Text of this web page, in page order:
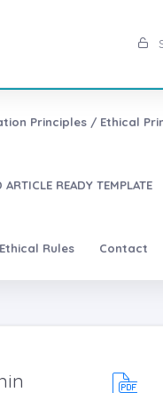
Principles / Ethical
READY TEMPLATE
Rules Contact